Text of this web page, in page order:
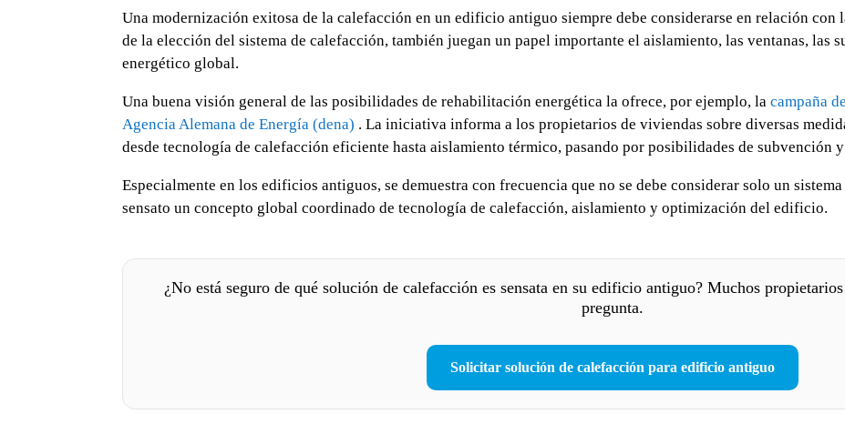
Una modernización exitosa de la calefacción en un edificio antiguo siempre debe considerarse en relación
de la elección del sistema de calefacción, también juegan un papel importante el aislamiento, las ventanas, las
energético global.
Una buena visión general de las posibilidades de rehabilitación energética la ofrece, por ejemplo, lacampaña
Agencia Alemana de Energía (dena) . La iniciativa informa a los propietarios de viviendas sobre diversas
desde tecnología de calefacción eficiente hasta aislamiento térmico, pasando por posibilidades de subvención
Especialmente en los edificios antiguos, se demuestra con frecuencia que no se debe considerar solo un
sensato un concepto global coordinado de tecnología de calefacción, aislamiento y optimización del edificio.
¿No está seguro de qué solución de calefacción es sensata en su edificio antiguo? Muchos
pregunta.
Solicitar solución de calefacción para edificio antiguo